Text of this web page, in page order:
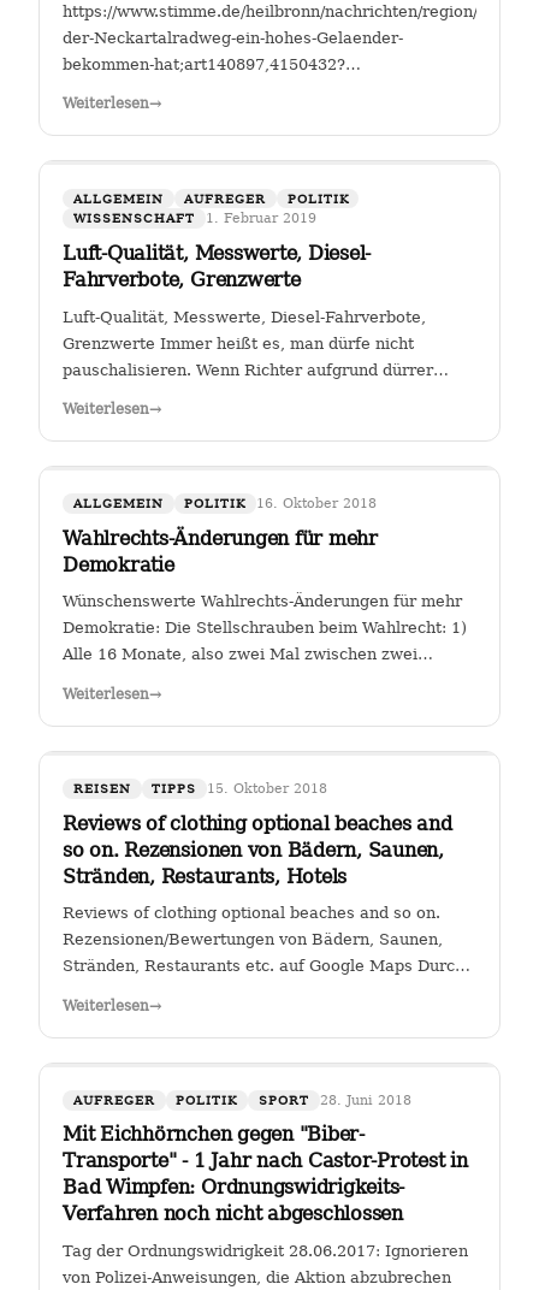
https://www.stimme.de/heilbronn/nachrichten/region/Warum-
der-Neckartalradweg-ein-hohes-Gelaender-
bekommen-hat;art140897,4150432?
Weiterlesen→
ALLGEMEIN AUFREGER
POLITIK
WISSENSCHAFT
1. Februar 2019
Luft-Qualität, Messwerte, Diesel-
Fahrverbote, Grenzwerte
Luft-Qualität, Messwerte, Diesel-Fahrverbote,
Grenzwerte Immer heißt es, man dürfe nicht
pauschalisieren. Wenn Richter aufgrund dürrer
Weiterlesen→
ALLGEMEIN POLITIK 16. Oktober 2018
Wahlrechts-Änderungen für mehr
Demokratie
Wünschenswerte Wahlrechts-Änderungen für mehr
Demokratie: Die Stellschrauben beim Wahlrecht: 1)
Alle 16 Monate, also zwei Mal zwischen zwei
Weiterlesen→
REISEN TIPPS 15. Oktober 2018
Reviews of clothing optional beaches and
so on. Rezensionen von Bädern, Saunen,
Stränden, Restaurants, Hotels
Reviews of clothing optional beaches and so on.
Rezensionen/Bewertungen von Bädern, Saunen,
Stränden, Restaurants etc. auf Google Maps Durch
Weiterlesen→
AUFREGER POLITIK SPORT 28. Juni 2018
Mit Eichhörnchen gegen "Biber-
Transporte" - 1 Jahr nach Castor-Protest in
Bad Wimpfen: Ordnungswidrigkeits-
Verfahren noch nicht abgeschlossen
Tag der Ordnungswidrigkeit 28.06.2017: Ignorieren
von Polizei-Anweisungen, die Aktion abzubrechen